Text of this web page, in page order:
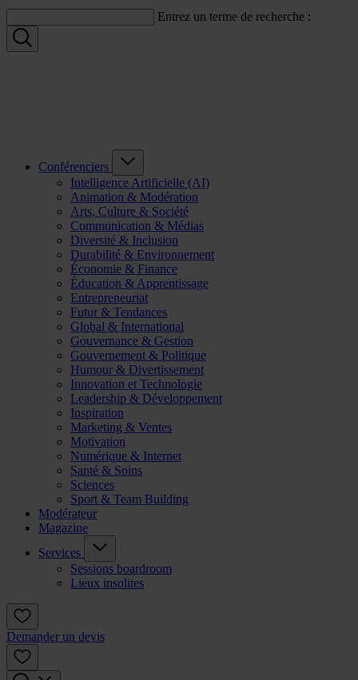
Entrez un terme de recherche :
Conférenciers
Intelligence Artificielle (AI)
Animation & Modération
Arts, Culture & Société
Communication & Médias
Diversité & Inclusion
Durabilité & Environnement
Économie & Finance
Éducation & Apprentissage
Entrepreneuriat
Futur & Tendances
Global & International
Gouvernance & Gestion
Gouvernement & Politique
Humour & Divertissement
Innovation et Technologie
Leadership & Développement
Inspiration
Marketing & Ventes
Motivation
Numérique & Internet
Santé & Soins
Sciences
Sport & Team Building
Modérateur
Magazine
Services
Sessions boardroom
Lieux insolites
Demander un devis